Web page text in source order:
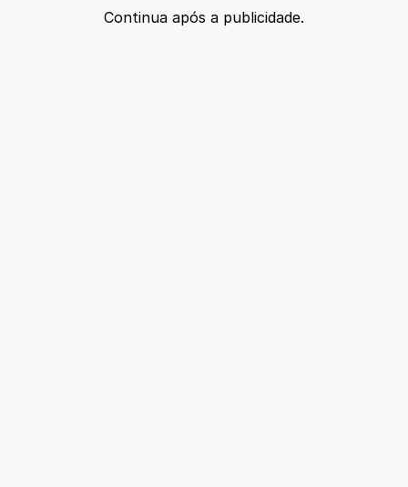
Continua após a publicidade.